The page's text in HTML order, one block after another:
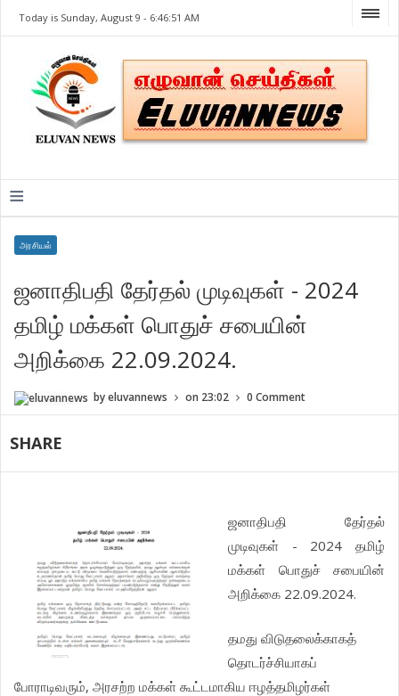
Today is Sunday, August 9 - 6:46:51 AM
≡
அரசியல்
ஜனாதிபதி தேர்தல் முடிவுகள் - 2024
தமிழ் மக்கள் பொதுச் சபையின்
அறிக்கை 22.09.2024.
byeluvannews on 23:02 0 Comment
SHARE
ஜனாதிபதி
தேர்தல்
முடிவுகள்
- 2024
தமிழ்
மக்கள்
பொதுச்
சபையின்
அறிக்கை 22.09.2024.
தமது விடுதலைக்காகத்
தொடர்ச்சியாகப்
போராடிவரும்,அரசற்ற மக்கள் கூட்டமாகிய ஈழத்தமிழர்கள்